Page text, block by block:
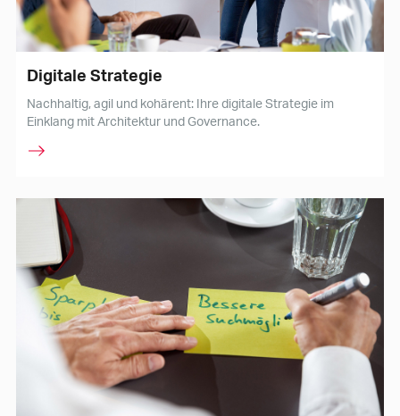
Digitale Strategie
Nachhaltig, agil und kohärent: Ihre digitale Strategie im
Einklang mit Architektur und Governance.